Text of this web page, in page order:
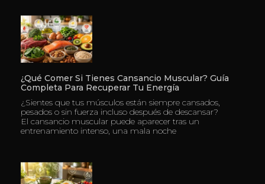
¿Qué Comer Si Tienes Cansancio Muscular? Guía
Completa Para Recuperar Tu Energía
¿Sientes que tus músculos están siempre cansados,
pesados o sin fuerza incluso después de descansar?
El cansancio muscular puede aparecer tras un
entrenamiento intenso, una mala noche